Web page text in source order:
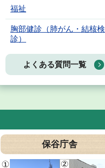
福祉
胸部健診（肺がん・結核検
診）
よくある質問一覧
保谷庁舎